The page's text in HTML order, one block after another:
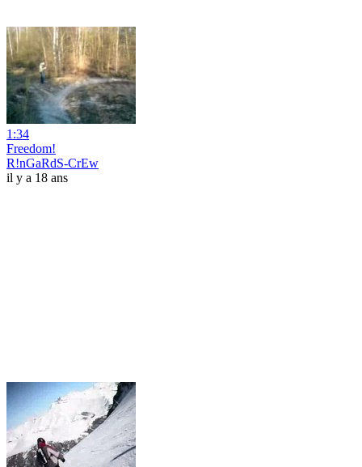
1:34
Freedom!
R!nGaRdS-CrEw
il y a 18 ans